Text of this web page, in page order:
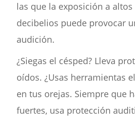
las que la exposición a
decibelios puede provocar
audición.
¿Siegas el césped? Lleva
oídos. ¿Usas herramientas
en tus orejas. Siempre que
fuertes, usa protección